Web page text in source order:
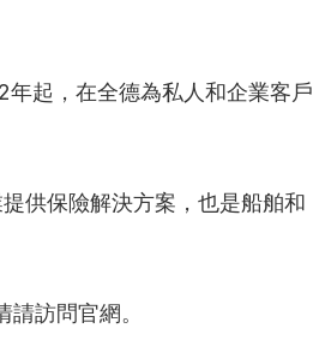
年起，在全德為私人和企業客戶
供保險解決方案，也是船舶和
請訪問官網。